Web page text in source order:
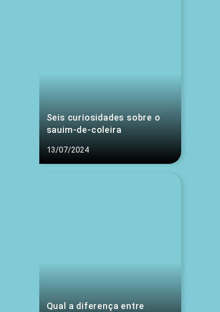
Seis curiosidades sobre o
sauim-de-coleira
13/07/2024
Qual a diferença entre